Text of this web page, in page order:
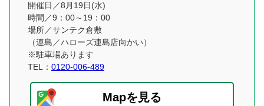
開催日／8月19日(水)
時間／9：00～19：00
場所／サンテク倉敷
（連島／ハローズ連島店向かい）
※駐車場あります
TEL： 0120-006-489
Mapを見る